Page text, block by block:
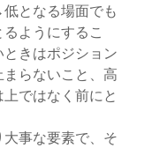
となる場面でも
ようにするこ
きはポジション
らないこと、高
ではなく前にと
事な要素で、そ